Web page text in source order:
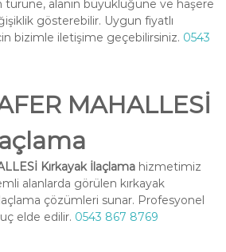
türüne, alanın büyüklüğüne ve haşere
gösterebilir. Uygun fiyatlı
bizimle iletişime geçebilirsiniz. 0543
MAHALLESİ
Kırkayak İlaçlamahizmetimiz
alanlarda görülen kırkayak
çözümleri sunar. Profesyonel
elde edilir. 0543 867 8769